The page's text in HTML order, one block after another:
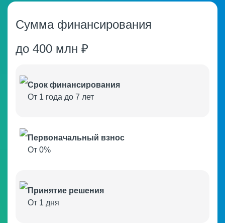
Объекты недвижимости
Речные и морские суда
Сумма финансирования
до 400 млн ₽
Срок финансирования
От 1 года до 7 лет
Первоначальный взнос
От 0%
Принятие решения
От 1 дня